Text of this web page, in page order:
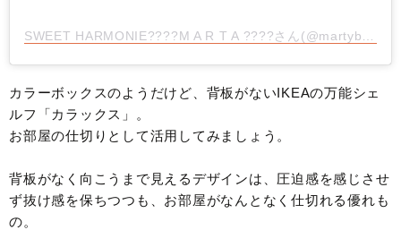
カラーボックスのようだけど、背板がないIKEAの万能シェ
ルフ「カラックス」。
お部屋の仕切りとして活用してみましょう。
背板がなく向こうまで見えるデザインは、圧迫感を感じさせ
ず抜け感を保ちつつも、お部屋がなんとなく仕切れる優れも
の。